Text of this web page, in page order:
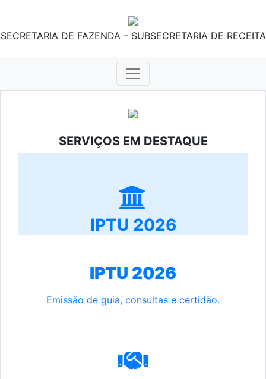
SECRETARIA DE FAZENDA – SUBSECRETARIA DE RECEITA
SERVIÇOS EM DESTAQUE
IPTU 2026
IPTU 2026
Emissão de guia, consultas e certidão.